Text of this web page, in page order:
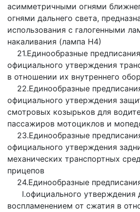
асимметричными огнями
огнями дальнего света,
использования с галогенными
накаливания (лампа Н4)
21.Единообразные
официального утверждения
в отношении их внутреннего
22.Единообразные
официального утверждения
смотровых козырьков для
пассажиров мотоциклов и
23.Единообразные
официального утверждения
механических транспортных
прицепов
24.Единообразные
I.официального утверждения
воспламенением от сжатия в